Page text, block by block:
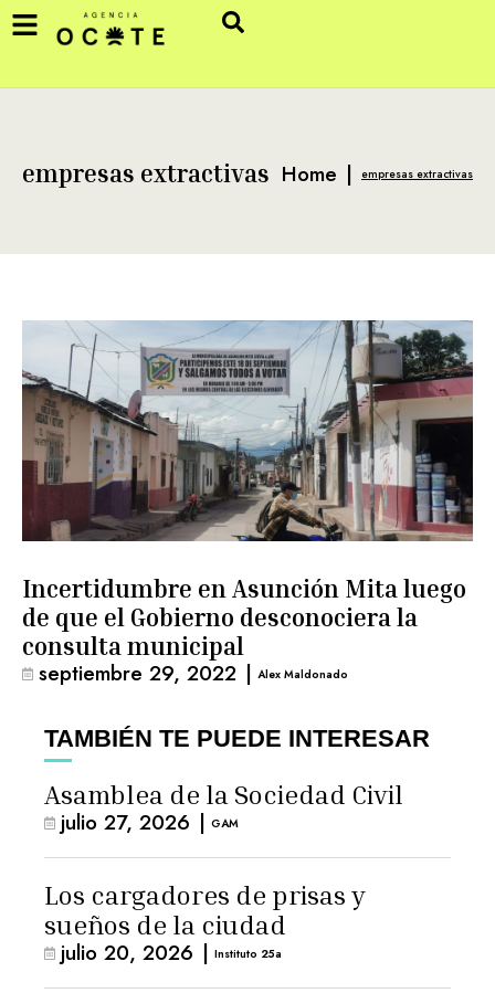
empresas extractivas Home | empresas extractivas
Incertidumbre en Asunción Mita luego
de que el Gobierno desconociera la
consulta municipal
septiembre 29, 2022 | Alex Maldonado
TAMBIÉN TE PUEDE INTERESAR
Asamblea de la Sociedad Civil
julio 27, 2026 | GAM
Los cargadores de prisas y
sueños de la ciudad
julio 20, 2026 | Instituto 25a